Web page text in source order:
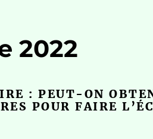
2022
: PEUT-ON
POUR FAIRE